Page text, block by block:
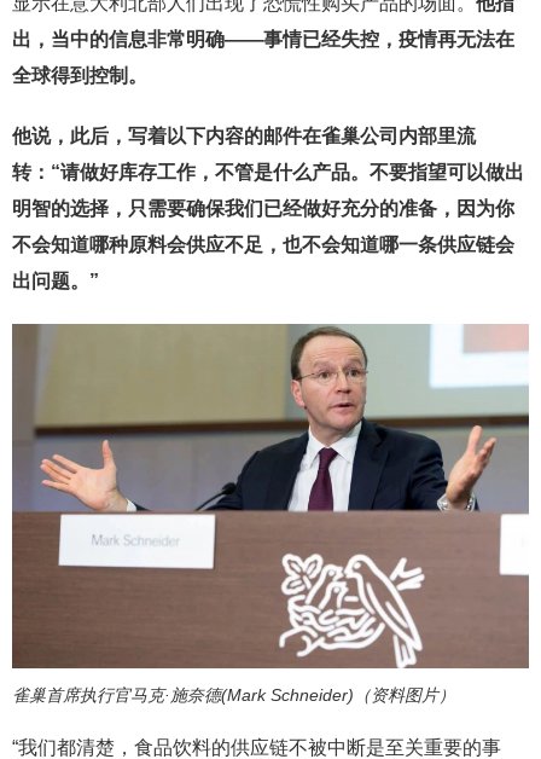
出，当中的信息非常明确——事情已经失控，疫情再无法在
全球得到控制。
他说，此后，写着以下内容的邮件在雀巢公司内部里流
转：“请做好库存工作，不管是什么产品。不要指望可以做出
明智的选择，只需要确保我们已经做好充分的准备，因为你
不会知道哪种原料会供应不足，也不会知道哪一条供应链会
出问题。”
雀巢首席执行官马克·施奈德(Mark Schneider)（资料图片）
“我们都清楚，食品饮料的供应链不被中断是至关重要的事